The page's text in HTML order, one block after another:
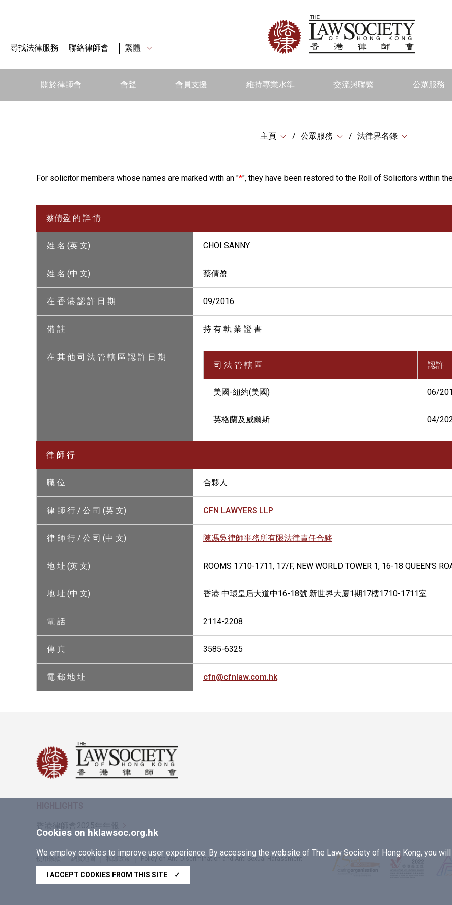
尋找法律服務 聯絡律師會 繁體
關於律師會 會聲 會員支援 維持專業水準 交流與聯繫 公眾服務
主頁 公眾服務 法律界名錄
For solicitor members whose names are marked with an "*", they have been restored to the Roll of Solicitors within
蔡倩盈 的 詳 情
姓 名 (英 文) CHOI SANNY
姓 名 (中 文) 蔡倩盈
在 香 港 認 許 日 期 09/2016
備 註 持 有 執 業 證 書
在 其 他 司 法 管 轄 區 認 許 日 期
司 法 管 轄 區
認許
美國-紐約(美國) 06/
英格蘭及威爾斯 04/
律 師 行
職 位 合夥人
律 師 行 / 公 司 (英 文) CFN LAWYERS LLP
律 師 行 / 公 司 (中 文) 陳馮吳律師事務所有限法律責任合夥
地 址 (英 文) ROOMS 1710-1711, 17/F, NEW WORLD TOWER 1, 16-18 QUEEN'S
地 址 (中 文) 香港 中環皇后大道中16-18號 新世界大廈1期17樓1710-1711室
電 話 2114-2208
傳 真 3585-6325
電 郵 地 址 cfn@cfnlaw.com.hk
Cookies on hklawsoc.org.hk
We employ cookies to improve user experience. By accessing the website of The Law Society of Hong Kong, you
I ACCEPT COOKIES FROM THIS SITE ✓
香港律師會2025年年報
網頁地圖 私隱政策
Policy on Anti-Discrimination and Anti-Sexual Harassment
Copyright © 2026 香港律師會版權所有，不得轉載